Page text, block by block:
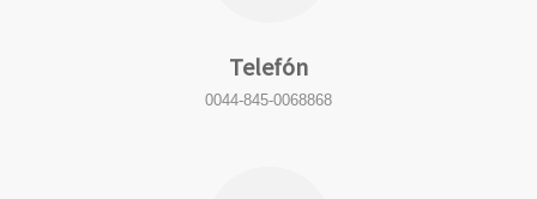
Telefón
0044-845-0068868